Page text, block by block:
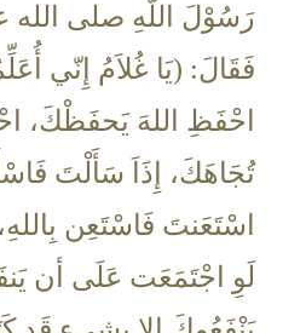
رَسُوْلَ اللَّهِ صلى الله
فَقَالَ: (يَا غُلاَمُ إِنّي
احْفَظِ اللهَ يَحفَظْكَ،
تُجَاهَكَ، إِذَاَ سَأَلْتَ
اسْتَعَنتَ فَاسْتَعِن
لَوِ اجْتَمَعَت عَلَى أن